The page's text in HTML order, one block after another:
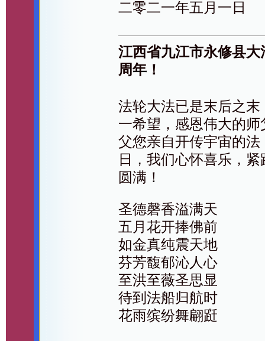
二零二一年五月一日
江西省九江市永修县
周年！
法轮大法已是末后之
一希望，感恩伟大的
父您亲自开传宇宙的
日，我们心怀喜乐，
圆满！
圣德磬香溢满天
五月花开捧佛前
如金真纯震天地
芬芳馥郁沁人心
至洪至薇圣思显
待到法船归航时
花雨缤纷舞翩跹